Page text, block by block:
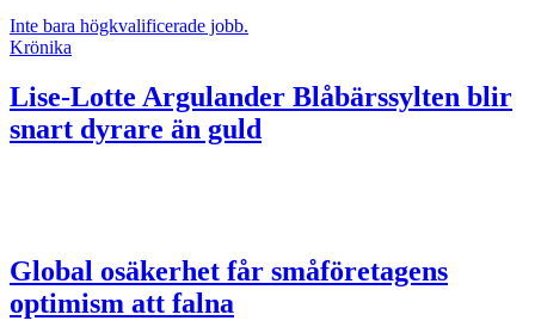
Inte bara högkvalificerade jobb.
Krönika
Lise-Lotte Argulander Blåbärssylten blir
snart dyrare än guld
Global osäkerhet får småföretagens
optimism att falna